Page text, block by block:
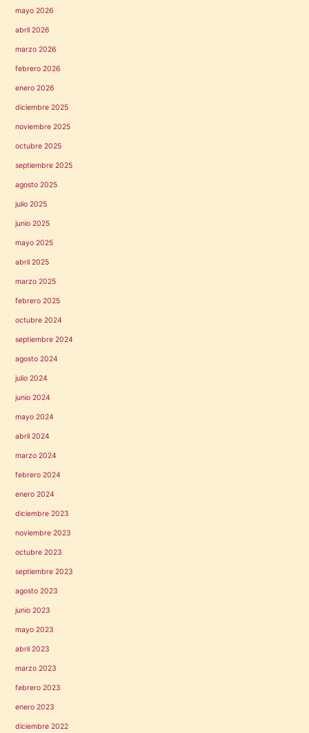
mayo 2026
abril 2026
marzo 2026
febrero 2026
enero 2026
diciembre 2025
noviembre 2025
octubre 2025
septiembre 2025
agosto 2025
julio 2025
junio 2025
mayo 2025
abril 2025
marzo 2025
febrero 2025
octubre 2024
septiembre 2024
agosto 2024
julio 2024
junio 2024
mayo 2024
abril 2024
marzo 2024
febrero 2024
enero 2024
diciembre 2023
noviembre 2023
octubre 2023
septiembre 2023
agosto 2023
junio 2023
mayo 2023
abril 2023
marzo 2023
febrero 2023
enero 2023
diciembre 2022